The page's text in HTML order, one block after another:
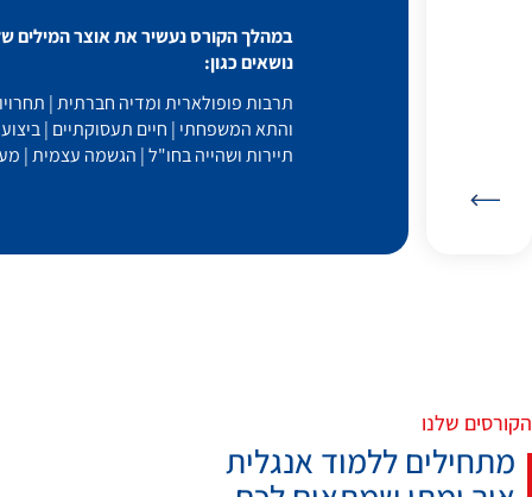
במהלך הקורס נעשיר את אוצר המילים
נושאים כגון:
תרבות פופולארית ומדיה חברתית |
והתא המשפחתי | חיים תעסוקתיים | ביצוע
תיירות ושהייה בחו"ל | הגשמה עצמית |
הקורסים שלנו
מתחילים ללמוד אנגלית